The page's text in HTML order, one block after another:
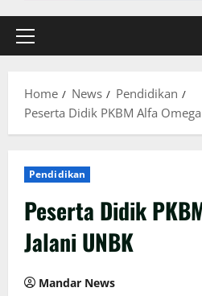
Primary
Home News
Pendidikan
Peserta Didik PKBM Alfa
Pendidikan
Peserta Didik
Jalani UNBK
Mandar News